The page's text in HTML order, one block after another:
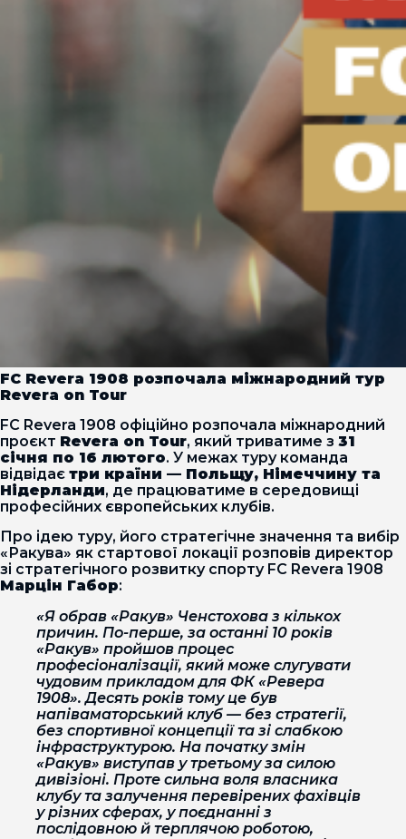
FC Revera 1908 розпочала міжнародний тур
Revera on Tour
FC Revera 1908 офіційно розпочала міжнародний
проєкт Revera on Tour, який триватиме з 31
січня по 16 лютого. У межах туру команда
відвідає три країни — Польщу, Німеччину та
Нідерланди, де працюватиме в середовищі
професійних європейських клубів.
Про ідею туру, його стратегічне значення та вибір
«Ракува» як стартової локації розповів директор
зі стратегічного розвитку спорту FC Revera 1908
Марцін Габор:
«Я обрав «Ракув» Ченстохова з кількох
причин. По-перше, за останні 10 років
«Ракув» пройшов процес
професіоналізації, який може слугувати
чудовим прикладом для ФК «Ревера
1908». Десять років тому це був
напіваматорський клуб — без стратегії,
без спортивної концепції та зі слабкою
інфраструктурою. На початку змін
«Ракув» виступав у третьому за силою
дивізіоні. Проте сильна воля власника
клубу та залучення перевірених фахівців
у різних сферах, у поєднанні з
послідовною й терплячою роботою,